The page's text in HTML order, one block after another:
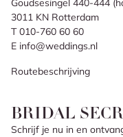
Goudsesingel 440-444
3011 KN Rotterdam
T 010-760 60 60
E info@weddings.nl
Routebeschrijving
BRIDAL
Schrijf je nu in en